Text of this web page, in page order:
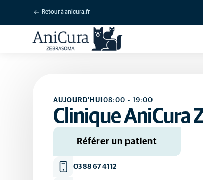
Retour à anicura.fr
AUJOURD'HUI 08:00 - 19:00
Clinique AniCura
Référer un patient
03 88 67 41 12